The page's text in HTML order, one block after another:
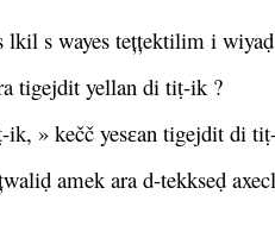
lkil s wayes tețțektilim i
tigejdit yellan di tiṭ-ik ?
» kečč yesɛan tigejdit di
amek ara d-tekkseḍ